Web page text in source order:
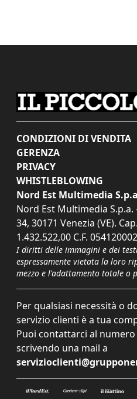
CONDIZIONI DI VENDITA
GERENZA
PRIVACY
WHISTLEBLOWING
Nord Est Multimedia
Nord Est Multimedia
34, 30171 Venezia (VE).
1.432.522,00 C.F.
I diritti delle immagini e dei
espressamente vietata la loro
mezzo e l'adattamento totale o
Per qualsiasi necessità o
servizio clienti è a tua
Puoi contattarci al numero
scrivendo una mail a